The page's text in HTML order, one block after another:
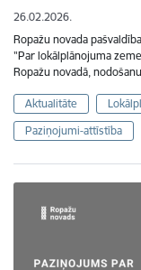
26.02.2026.
Ropažu novada
"Par lokālplānojuma
Ropažu novadā,
Aktualitāte
Paziņojumi-attīstība